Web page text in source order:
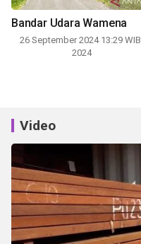
Bandar Udara Wamena
26 September 2024 13:29 WIB,
2024
Video